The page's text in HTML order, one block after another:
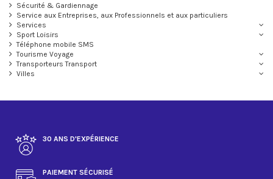
Sécurité & Gardiennage
Service aux Entreprises, aux Professionnels et aux particuliers
Services
Sport Loisirs
Téléphone mobile SMS
Tourisme Voyage
Transporteurs Transport
Villes
30 ANS D'EXPÉRIENCE
PAIEMENT SÉCURISÉ